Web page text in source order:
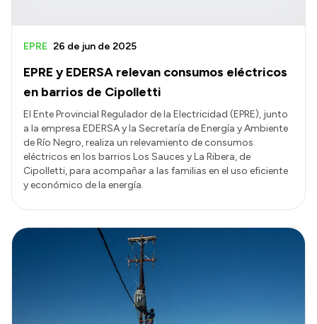
EPRE y EDERSA relevan consumos eléctricos
en barrios de Cipolletti
EPRE 26 de jun de 2025
El Ente Provincial Regulador de la Electricidad (EPRE), junto
a la empresa EDERSA y la Secretaría de Energía y Ambiente
de Río Negro, realiza un relevamiento de consumos
eléctricos en los barrios Los Sauces y La Ribera, de
Cipolletti, para acompañar a las familias en el uso eficiente
y económico de la energía.